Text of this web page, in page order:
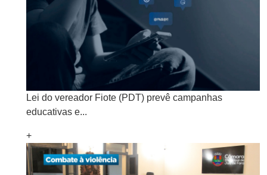
Lei do vereador Fiote (PDT) prevê campanhas
educativas e...
+